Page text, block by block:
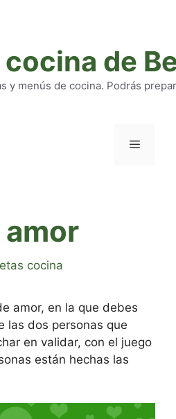
cocina de
y menús de cocina. Podrás
cocina
amor, en la que debes
las dos personas que
en validar, con el juego
están hechas las